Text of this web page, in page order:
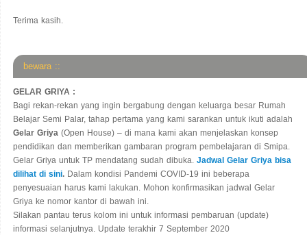
Terima kasih.
bewara ::
GELAR GRIYA :
Bagi rekan-rekan yang ingin bergabung dengan keluarga besar Rumah
Belajar Semi Palar, tahap pertama yang kami sarankan untuk ikuti adalah
Gelar Griya (Open House) – di mana kami akan menjelaskan konsep
pendidikan dan memberikan gambaran program pembelajaran di Smipa.
Gelar Griya untuk TP mendatang sudah dibuka. Jadwal Gelar Griya bisa
dilihat di sini. Dalam kondisi Pandemi COVID-19 ini beberapa
penyesuaian harus kami lakukan. Mohon konfirmasikan jadwal Gelar
Griya ke nomor kantor di bawah ini.
Silakan pantau terus kolom ini untuk informasi pembaruan (update)
informasi selanjutnya. Update terakhir 7 September 2020